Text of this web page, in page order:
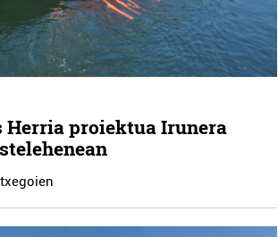
Herria proiektua Irunera